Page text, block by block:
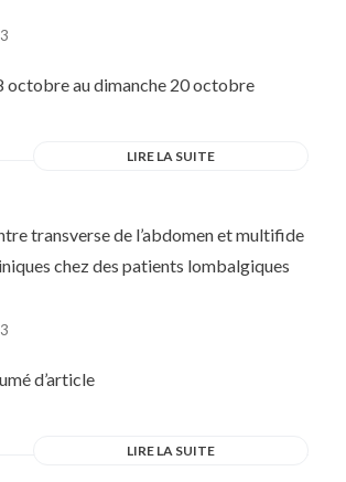
octobre au dimanche 20 octobre
LIRE LA SUITE
transverse de l’abdomen et multifide
chez des patients lombalgiques
d’article
LIRE LA SUITE